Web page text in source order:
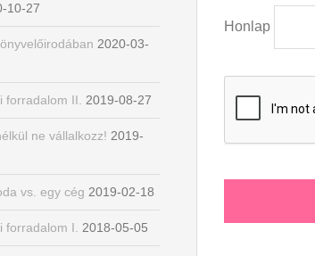
Honlap
10-27
2020-03-
forradalom II. 2019-08-27
ne vállalkozz! 2019-
vs. egy cég 2019-02-18
forradalom I. 2018-05-05